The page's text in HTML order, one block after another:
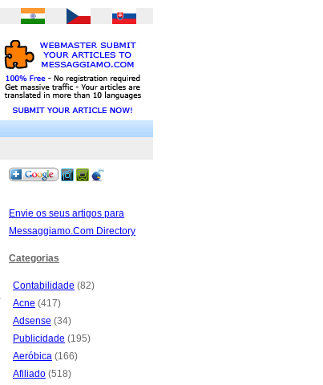
Envie os seus artigos para
Messaggiamo.Com Directory
Categorias
Contabilidade (82)
Acne (417)
Adsense (34)
Publicidade (195)
Aeróbica (166)
Afiliado (518)